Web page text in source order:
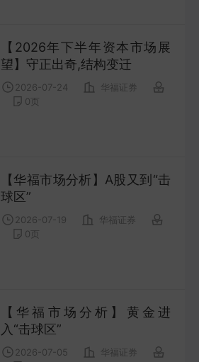
【2026年下半年资本市场展
望】守正出奇,结构变迁
2026-07-24
华福证券
0 页
【华福市场分析】A股又到“击
球区”
2026-07-19
华福证券
0 页
【华福市场分析】黄金进
入“击球区”
2026-07-05
华福证券